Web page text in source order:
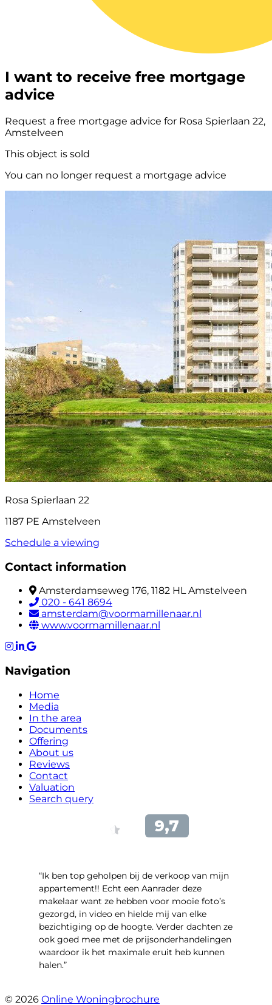
I want to receive free mortgage
advice
Request a free mortgage advice for Rosa Spierlaan 22,
Amstelveen
This object is sold
You can no longer request a mortgage advice
Rosa Spierlaan 22
1187 PE Amstelveen
Schedule a viewing
Contact information
Amsterdamseweg 176, 1182 HL Amstelveen
020 - 641 8694
amsterdam@voormamillenaar.nl
www.voormamillenaar.nl
Navigation
Home
Media
In the area
Documents
Offering
About us
Reviews
Contact
Valuation
Search query
“Ik ben top geholpen bij de verkoop van mijn
appartement!! Echt een Aanrader deze
makelaar want ze hebben voor mooie foto’s
gezorgd, in video en hielde mij van elke
bezichtiging op de hoogte. Verder dachten ze
ook goed mee met de prijsonderhandelingen
waardoor ik het maximale eruit heb kunnen
halen.”
© 2026 Online Woningbrochure